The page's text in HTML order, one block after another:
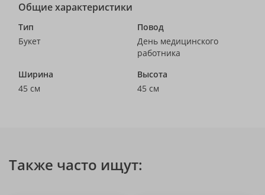
Общие характеристики
Тип
Букет
Повод
День медицинского
работника
Ширина
45 см
Высота
45 см
Также часто ищут: